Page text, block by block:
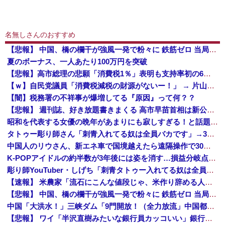
名無しさんのおすすめ
【悲報】 中国、橋の欄干が強風一発で粉々に 鉄筋ゼロ 当局「接着剤でくっつけただけ」「正常で、品質問題はない」
夏のボーナス、一人あたり100万円を突破
【悲報】高市総理の悲願「消費税1％」表明も支持率初の6割切り
【ｗ】自民党議員「消費税減税の財源がないー！」 → 片山財務相、財源の心配は１ミリもいらない！と主張 ｗｗｗｗｗｗｗｗｗｗｗｗｗｗ
【闇】税務署の不祥事が爆増してる『原因』って何？？
【悲報】 週刊誌、好き放題書きまくる 高市早苗首相は新公用車の贅を尽くした後部座席でたばこを吸うのが至福の時間「どんどん延びる乗車時間」
昭和を代表する女優の晩年があまりにも寂しすぎる！と話題に、自身の子供を餓死する寸前までネグレクトした挙句……
タトゥー彫り師さん「刺青入れてる奴は全員バカです」→30万再生ｗｗｗｗｗｗ
中国人のリウさん、新エネ車で国境越えたら遠隔操作で30時間ロックされる！
K-POPアイドルの約半数が3年後には姿を消す…損益分岐点突破は4％未満
彫り師YouTuber・しげち「刺青タトゥー入れてる奴は全員バカです」「すごい民度低い」「5000円好きなんすよ、バカって」
【速報】 米農家「流石にこんな値段じゃ、米作り辞める人、出るんじゃないかなあ？？」
【悲報】 中国、橋の欄干が強風一発で粉々に 鉄筋ゼロ 当局「接着剤でくっつけただけ」「正常で、品質問題はない」
中国「大洪水！」三峡ダム「9門開放！（全力放流」中国都市「三峡沿線の道路水没」中国政府「高速道路封鎖！」中国ダム「緊急放流に合わせて開門（土砂崩れ発生」→
【悲報】 ワイ「半沢直樹みたいな銀行員カッコいい」銀行員の友人「あんな奴居ねえよ」